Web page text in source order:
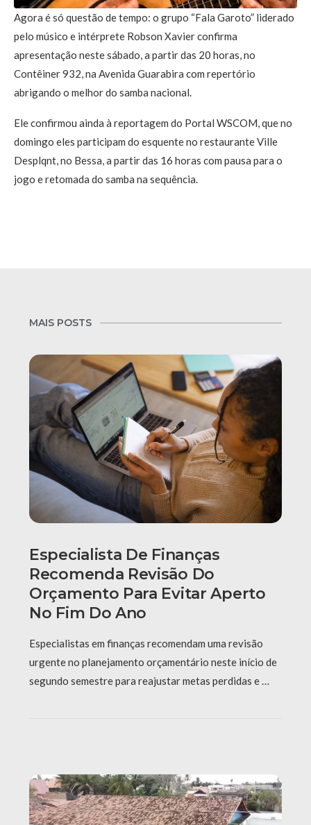
Agora é só questão de tempo: o grupo “Fala Garoto” liderado
pelo músico e intérprete Robson Xavier confirma
apresentação neste sábado, a partir das 20 horas, no
Contêiner 932, na Avenida Guarabira com repertório
abrigando o melhor do samba nacional.
Ele confirmou ainda à reportagem do Portal WSCOM, que no
domingo eles participam do esquente no restaurante Ville
Desplqnt, no Bessa, a partir das 16 horas com pausa para o
jogo e retomada do samba na sequência.
MAIS POSTS
Especialista De Finanças
Recomenda Revisão Do
Orçamento Para Evitar Aperto
No Fim Do Ano
Especialistas em finanças recomendam uma revisão
urgente no planejamento orçamentário neste início de
segundo semestre para reajustar metas perdidas e …